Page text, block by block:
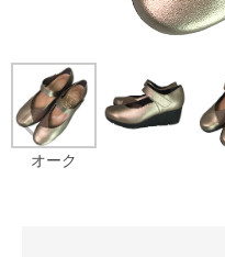
オーク
Prev